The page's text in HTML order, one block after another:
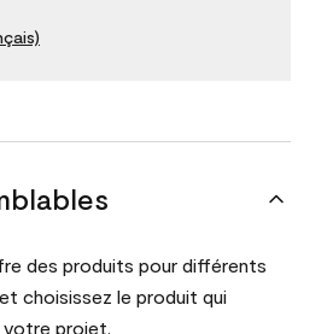
des produits pour différents
choisissez le produit qui
votre projet.